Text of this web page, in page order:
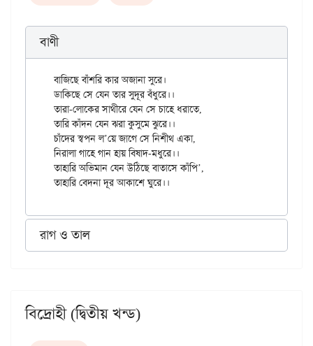
বাণী
বাজিছে বাঁশরি কার অজানা সুরে।
ডাকিছে সে যেন তার সুদূর বঁধুরে।।
তারা-লোকের সাথীরে যেন সে চাহে ধরাতে,
তারি কাঁদন যেন ঝরা কুসুমে ঝুরে।।
চাঁদের স্বপন ল’য়ে জাগে সে নিশীথ একা,
নিরালা গাহে গান হায় বিষাদ-মধুরে।।
তাহারি অভিমান যেন উঠিছে বাতাসে কাঁপি’,
রাগ ও তাল
বিদ্রোহী (দ্বিতীয় খন্ড)